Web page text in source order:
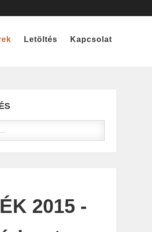
Letöltés Kapcsolat
2015 -